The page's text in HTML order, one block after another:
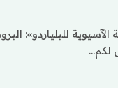
للبلياردو»:
لكم…